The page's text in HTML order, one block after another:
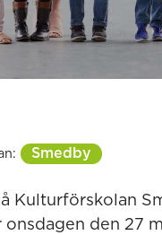
Smedby
Kulturförskolan
den 27